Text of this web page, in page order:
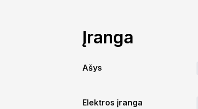
Įranga
Ašys
Elektros įranga